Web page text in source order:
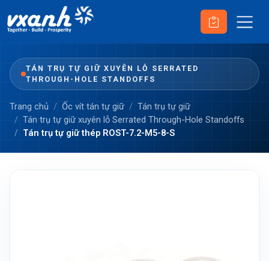
TÁN TRỤ TỰ GIỮ XUYÊN LỖ SERRATED
THROUGH-HOLE STANDOFFS
Trang chủ Ốc vít tán tự giữ
Tán trụ tự giữ
Tán trụ tự giữ xuyên lỗ Serrated Through-Hole Standoffs
Tán trụ tự giữ thép ROST-7.2-M5-8-S